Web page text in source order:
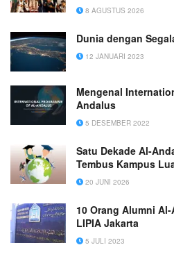
8 AGUSTUS 2026
Dunia dengan
12 JANUARI 2023
Mengenal
Andalus
5 DESEMBER 2022
Satu Dekade Al-
Tembus Kampus
20 JUNI 2026
10 Orang Alumni
LIPIA Jakarta
5 JULI 2023